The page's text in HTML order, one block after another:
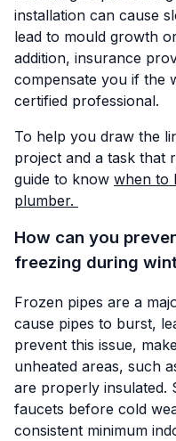
installation can cause
lead to mould growth
addition, insurance
compensate you if the
certified professional.
To help you draw the
project and a task that
guide to know when to
plumber.
How can you
freezing during
Frozen pipes are a
cause pipes to burst,
prevent this issue,
unheated areas, such
are properly insulated.
faucets before cold
consistent minimum